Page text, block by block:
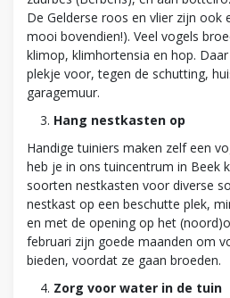
De Gelderse roos en vlier zijn ook
mooi bovendien!). Veel vogels
klimop, klimhortensia en hop.
plekje voor, tegen de schutting,
garagemuur.
Hang nestkasten op
Handige tuiniers maken zelf een
heb je in ons tuincentrum in Beek
soorten nestkasten voor diverse
nestkast op een beschutte plek,
en met de opening op het
februari zijn goede maanden om
bieden, voordat ze gaan broeden.
Zorg voor water in de tuin